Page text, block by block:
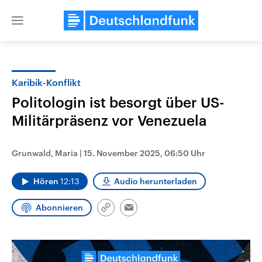
Close
Landtagswahl Sachsen-Anhalt
2026
September 2026 einen neuen
Landtag. Seit 2021 wird das
Bundesland von einer Koalition aus
gehören die Vereinigten
den mächtigsten Ländern
mit großem Einfluss auf
Karibik-Konflikt
Politologin ist besorgt über US-
Militärpräsenz vor Venezuela
Grunwald, Maria | 15. November 2025, 06:50 Uhr
Hören 12:13 Audio herunterladen
Abonnieren
Link
Email